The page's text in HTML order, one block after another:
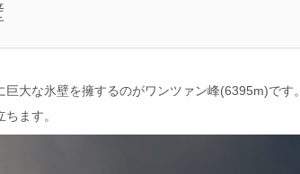
大な氷壁を擁するのがワンツァン峰(6395m)です。
ます。